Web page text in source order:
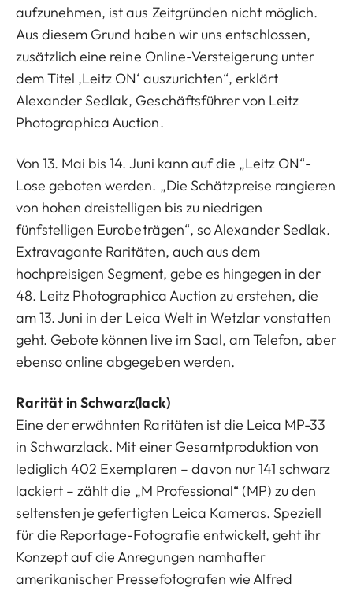
aufzunehmen, ist aus Zeitgründen nicht möglich.
Aus diesem Grund haben wir uns entschlossen,
zusätzlich eine reine Online-Versteigerung unter
dem Titel ‚Leitz ON‘ auszurichten“, erklärt
Alexander Sedlak, Geschäftsführer von Leitz
Photographica Auction.
Von 13. Mai bis 14. Juni kann auf die „Leitz ON“-
Lose geboten werden. „Die Schätzpreise rangieren
von hohen dreistelligen bis zu niedrigen
fünfstelligen Eurobeträgen“, so Alexander Sedlak.
Extravagante Raritäten, auch aus dem
hochpreisigen Segment, gebe es hingegen in der
48. Leitz Photographica Auction zu erstehen, die
am 13. Juni in der Leica Welt in Wetzlar vonstatten
geht. Gebote können live im Saal, am Telefon, aber
ebenso online abgegeben werden.
Rarität in Schwarz(lack)
Eine der erwähnten Raritäten ist die Leica MP-33
in Schwarzlack. Mit einer Gesamtproduktion von
lediglich 402 Exemplaren – davon nur 141 schwarz
lackiert – zählt die „M Professional“ (MP) zu den
seltensten je gefertigten Leica Kameras. Speziell
für die Reportage-Fotografie entwickelt, geht ihr
Konzept auf die Anregungen namhafter
amerikanischer Pressefotografen wie Alfred